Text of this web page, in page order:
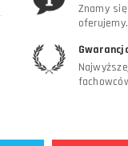
Znamy
oferujemy.